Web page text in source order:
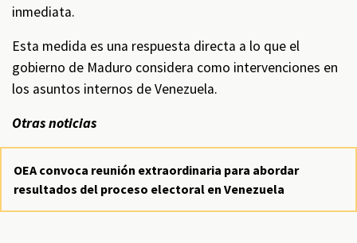
inmediata.
Esta medida es una respuesta directa a lo que el
gobierno de Maduro considera como intervenciones en
los asuntos internos de Venezuela.
Otras noticias
OEA convoca reunión extraordinaria para abordar
resultados del proceso electoral en Venezuela